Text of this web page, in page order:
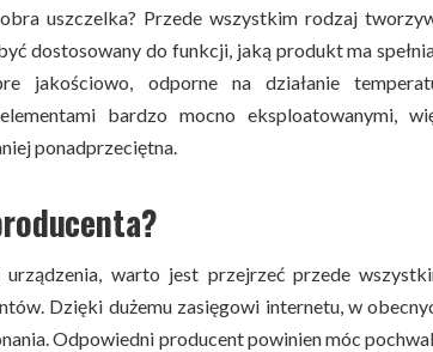
uszczelka? Przede wszystkim rodzaj
dostosowany do funkcji, jaką produkt ma
jakościowo, odporne na działanie
bardzo mocno eksploatowanymi,
ponadprzeciętna.
warto jest przejrzeć przede
Dzięki dużemu zasięgowi internetu, w
Odpowiedni producent powinien móc